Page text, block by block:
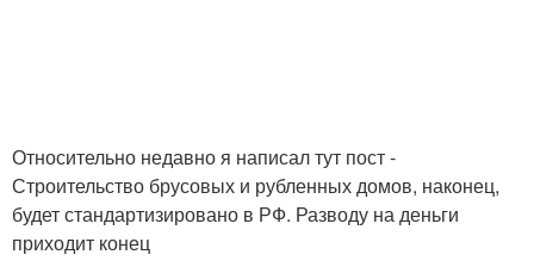
Относительно недавно я написал тут пост -
Строительство брусовых и рубленных домов, наконец,
будет стандартизировано в РФ. Разводу на деньги
приходит конец